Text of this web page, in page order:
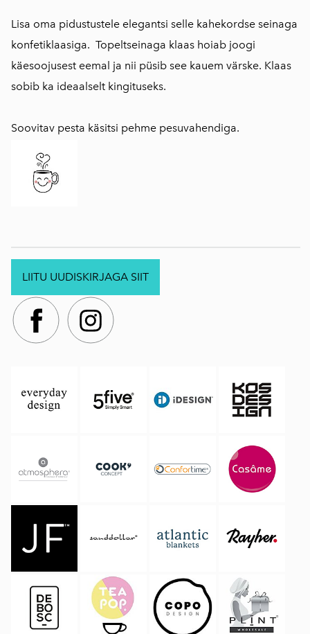
Lisa oma pidustustele elegantsi selle kahekordse seinaga
konfetiklaasiga. Topeltseinaga klaas hoiab joogi
käesoojusest eemal ja nii püsib see kauem värske. Klaas
sobib ka ideaalselt kingituseks.
Soovitav pesta käsitsi pehme pesuvahendiga.
LIITU UUDISKIRJAGA SIIT